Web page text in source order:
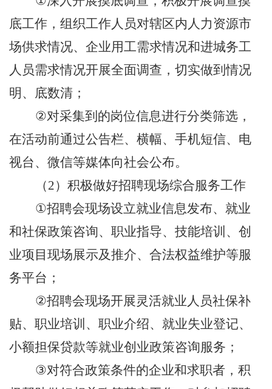
底工作，组织工作人员对辖区内人力资源市
场供求情况、企业用工需求情况和进城务工
人员需求情况开展全面调查，切实做到情况
明、底数清；
②对采集到的岗位信息进行分类筛选，
在活动前通过公告栏、横幅、手机短信、电
视台、微信等媒体向社会公布。
（2）积极做好招聘现场综合服务工作
①招聘会现场设立就业信息发布、就业
和社保政策咨询、职业指导、技能培训、创
业项目现场展示及推介、合法权益维护等服
务平台；
②招聘会现场开展灵活就业人员社保补
贴、职业培训、职业介绍、就业失业登记、
小额担保贷款等就业创业政策咨询服务；
③对符合政策条件的企业和求职者，积